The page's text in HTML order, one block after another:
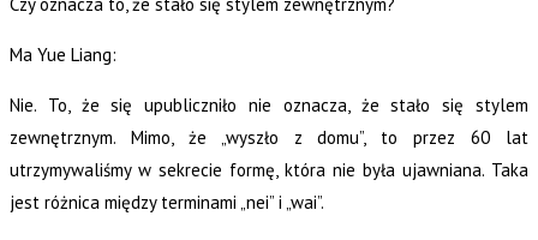
Ma Yue Liang:
Nie. To, że się upubliczniło nie oznacza, że stało się stylem
zewnętrznym. Mimo, że „wyszło z domu”, to przez 60 lat
utrzymywaliśmy w sekrecie formę, która nie była ujawniana. Taka
jest różnica między terminami „nei” i „wai”.